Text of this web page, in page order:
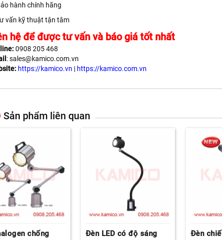
hành chính hãng
vấn kỹ thuật tận tâm
hệ để được tư vấn và báo giá tốt nhất
0908 205 468
: sales@kamico.com.vn
https://kamico.vn | https://kamico.com.vn
Sản phẩm liên quan
chống
Đèn LED có độ sáng
Đèn